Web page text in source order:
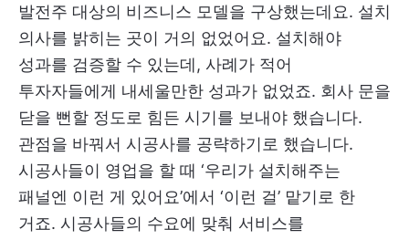
발전주 대상의 비즈니스 모델을 구상했는데요. 설치
의사를 밝히는 곳이 거의 없었어요. 설치해야
성과를 검증할 수 있는데, 사례가 적어
투자자들에게 내세울만한 성과가 없었죠. 회사 문을
닫을 뻔할 정도로 힘든 시기를 보내야 했습니다.
관점을 바꿔서 시공사를 공략하기로 했습니다.
시공사들이 영업을 할 때 ‘우리가 설치해주는
패널엔 이런 게 있어요’에서 ‘이런 걸’ 맡기로 한
거죠. 시공사들의 수요에 맞춰 서비스를